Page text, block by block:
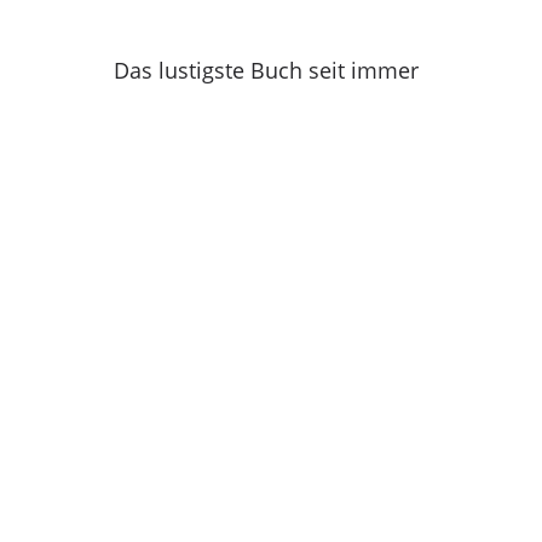
Das lustigste Buch seit immer